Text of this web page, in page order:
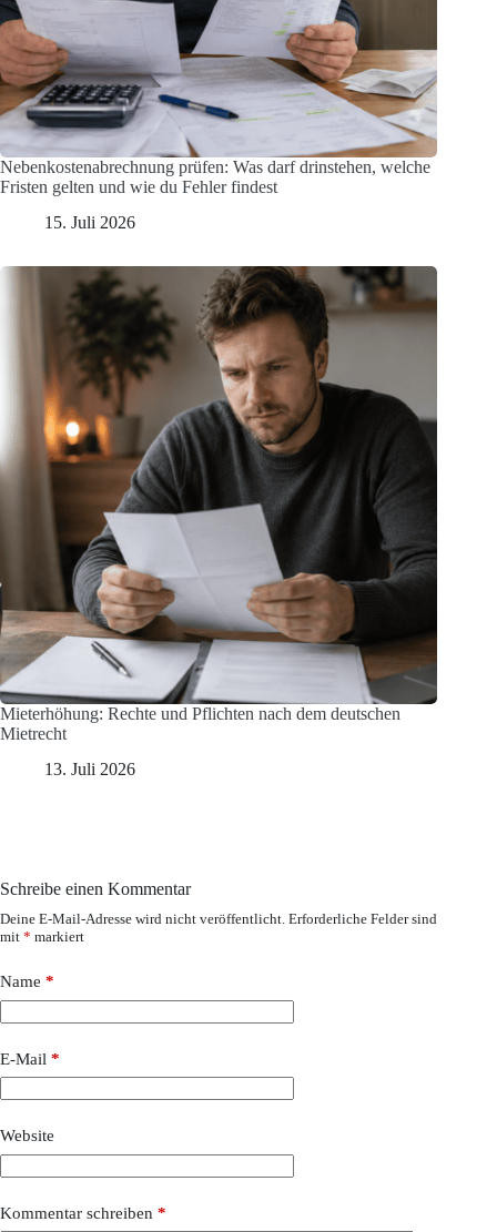
Nebenkostenabrechnung prüfen: Was darf drinstehen, welche
Fristen gelten und wie du Fehler findest
15. Juli 2026
Mieterhöhung: Rechte und Pflichten nach dem deutschen
Mietrecht
13. Juli 2026
Schreibe einen Kommentar
Deine E-Mail-Adresse wird nicht veröffentlicht. Erforderliche Felder sind
mit * markiert
Name *
E-Mail *
Website
Kommentar schreiben *